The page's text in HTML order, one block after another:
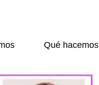
Qué hacemos